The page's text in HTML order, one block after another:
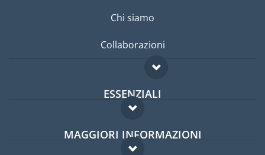
Chi siamo
Collaborazioni
ESSENZIALI
Forum per expat
Guida per expat
MAGGIORI INFORMAZIONI